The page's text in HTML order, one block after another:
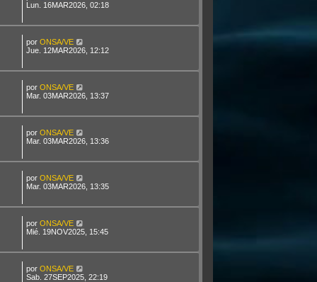
Lun. 16MAR2026, 02:18
por ONSA/VE
Jue. 12MAR2026, 12:12
por ONSA/VE
Mar. 03MAR2026, 13:37
por ONSA/VE
Mar. 03MAR2026, 13:36
por ONSA/VE
Mar. 03MAR2026, 13:35
por ONSA/VE
Mié. 19NOV2025, 15:45
por ONSA/VE
Sab. 27SEP2025, 22:19